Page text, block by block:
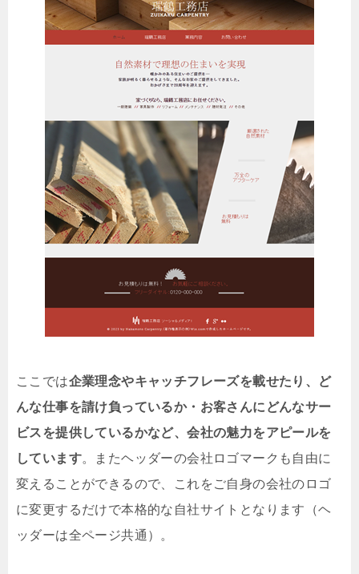
ここでは企業理念やキャッチフレーズを載せたり、ど
んな仕事を請け負っているか・お客さんにどんなサー
ビスを提供しているかなど、会社の魅力をアピールを
しています。またヘッダーの会社ロゴマークも自由に
変えることができるので、これをご自身の会社のロゴ
に変更するだけで本格的な自社サイトとなります（ヘ
ッダーは全ページ共通）。